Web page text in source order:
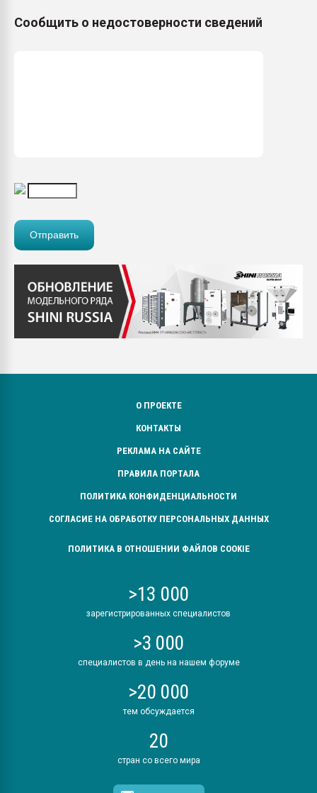
Сообщить о недостоверности сведений
О ПРОЕКТЕ
КОНТАКТЫ
РЕКЛАМА НА САЙТЕ
ПРАВИЛА ПОРТАЛА
ПОЛИТИКА КОНФИДЕНЦИАЛЬНОСТИ
СОГЛАСИЕ НА ОБРАБОТКУ ПЕРСОНАЛЬНЫХ ДАННЫХ
ПОЛИТИКА В ОТНОШЕНИИ ФАЙЛОВ COOKIE
>13 000
зарегистрированных специалистов
>3 000
специалистов в день на нашем форуме
>20 000
тем обсуждается
20
стран со всего мира